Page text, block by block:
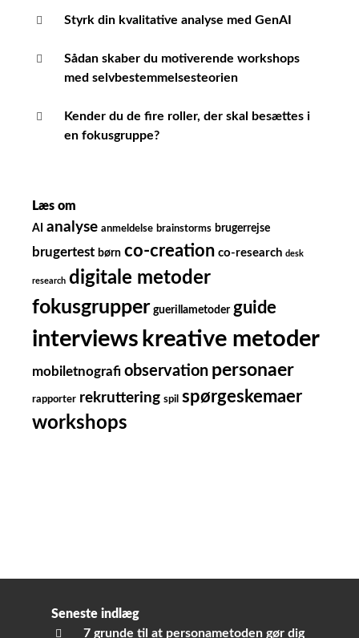
Styrk din kvalitative analyse med GenAI
Sådan skaber du motiverende workshops
med selvbestemmelsesteorien
Kender du de fire roller, der skal besættes i
en fokusgruppe?
Læs om
AI analyse anmeldelse brainstorms brugerrejse
brugertest børn co-creation co-research desk
research digitale metoder
fokusgrupper guerillametoder guide
interviews kreative metoder
mobiletnografi observation personaer
rapporter rekruttering spil spørgeskemaer
workshops
Seneste indlæg
7 grunde til at personametoden gør dig